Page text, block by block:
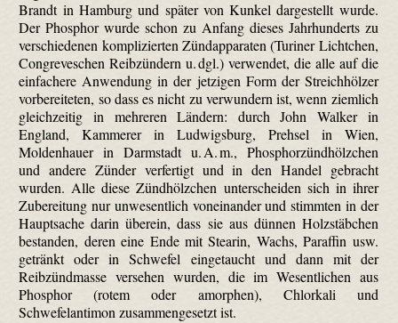
Brandt in Hamburg und später von Kunkel dargestellt wurde.
Der Phosphor wurde schon zu Anfang dieses Jahrhunderts zu
verschiedenen komplizierten Zündapparaten (Turiner Lichtchen,
Congreveschen Reibzündern u. dgl.) verwendet, die alle auf die
einfachere Anwendung in der jetzigen Form der Streichhölzer
vorbereiteten, so dass es nicht zu verwundern ist, wenn ziemlich
gleichzeitig in mehreren Ländern: durch John Walker in
England, Kammerer in Ludwigsburg, Prehsel in Wien,
Moldenhauer in Darmstadt u. A. m., Phosphorzündhölzchen
und andere Zünder verfertigt und in den Handel gebracht
wurden. Alle diese Zündhölzchen unterscheiden sich in ihrer
Zubereitung nur unwesentlich voneinander und stimmten in der
Hauptsache darin überein, dass sie aus dünnen Holzstäbchen
bestanden, deren eine Ende mit Stearin, Wachs, Paraffin usw.
getränkt oder in Schwefel eingetaucht und dann mit der
Reibzündmasse versehen wurden, die im Wesentlichen aus
Phosphor (rotem oder amorphen), Chlorkali und
Schwefelantimon zusammengesetzt ist.